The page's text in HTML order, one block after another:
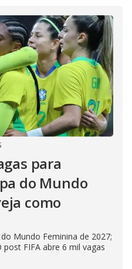
para
do Mundo
como
Mundo Feminina de 2027;
FIFA abre 6 mil vagas